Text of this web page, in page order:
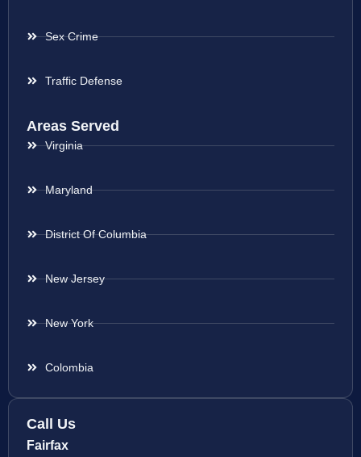
Sex Crime
Traffic Defense
Areas Served
Virginia
Maryland
District Of Columbia
New Jersey
New York
Colombia
Call Us
Fairfax